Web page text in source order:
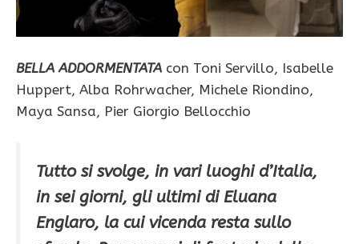
BELLA ADDORMENTATA con Toni Servillo, Isabelle
Huppert, Alba Rohrwacher, Michele Riondino,
Maya Sansa, Pier Giorgio Bellocchio
Tutto si svolge, in vari luoghi d’Italia,
in sei giorni, gli ultimi di Eluana
Englaro, la cui vicenda resta sullo